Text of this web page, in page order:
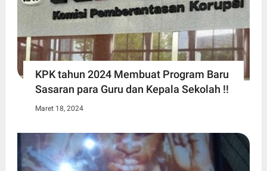
KPK tahun 2024 Membuat Program Baru
Sasaran para Guru dan Kepala Sekolah !!
Maret 18, 2024